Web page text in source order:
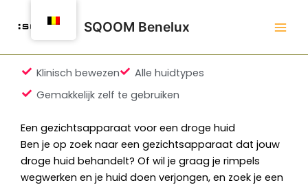
naar
inhoud
SQOOM Benelux
Klinisch bewezen
Alle huidtypes
Gemakkelijk zelf te gebruiken
Een gezichtsapparaat voor een droge huid
Ben je op zoek naar een gezichtsapparaat dat jouw
droge huid behandelt? Of wil je graag je rimpels
wegwerken en je huid doen verjongen, en zoek je een